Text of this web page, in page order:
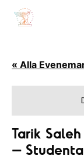
« Alla
Tarik
–